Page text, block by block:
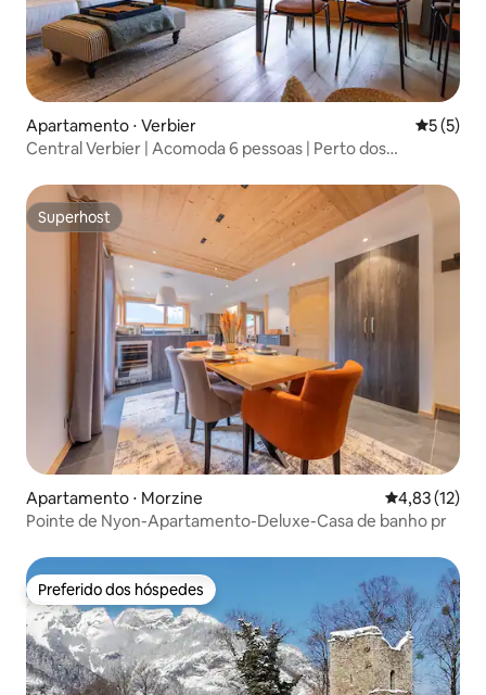
Apartamento ⋅ Verbier 5 de
5 (5)
Central Verbier | Acomoda 6 pessoas | Perto dos
Superhost
Superhost
Apartamento ⋅ Morzine 4,83 de uma
4,83 (12)
Pointe de Nyon-Apartamento-Deluxe-Casa de banho pr
Preferido dos hóspedes
Preferido dos hóspedes